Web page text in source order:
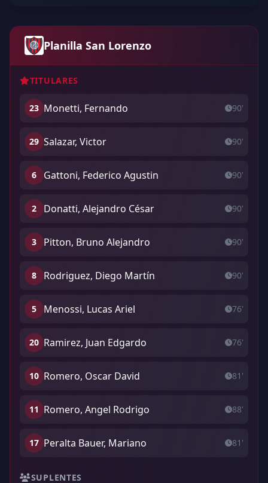
Planilla San Lorenzo
TITULARES
23 Monetti, Fernando 90'
29 Salazar, Victor 90'
6 Gattoni, Federico Agustin 90'
2 Donatti, Alejandro César 90'
3 Pitton, Bruno Alejandro 90'
8 Rodriguez, Diego Martín 90'
5 Menossi, Lucas Ariel 76'
20 Ramirez, Juan Edgardo 76'
10 Romero, Oscar David 81'
11 Romero, Angel Rodrigo 88'
17 Peralta Bauer, Mariano 81'
SUPLENTES